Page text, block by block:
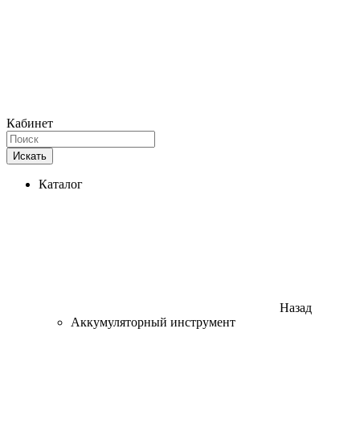
Кабинет
Искать
Каталог
Назад
Аккумуляторный инструмент